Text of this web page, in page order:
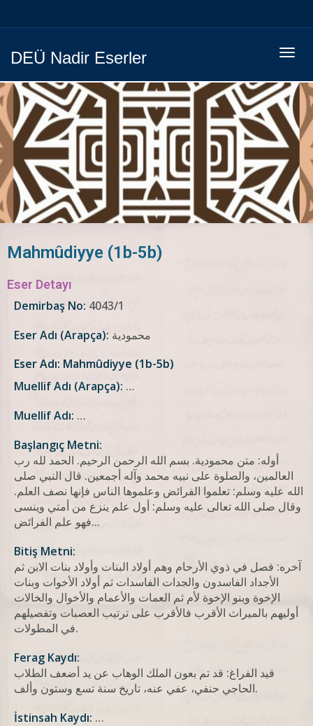
DEÜ Nadir Eserler
Mahmûdiyye (1b-5b)
Eser Detayı
Demirbaş No: 4043/1
Eser Adı (Arapça): محمودية
Eser Adı: Mahmûdiyye (1b-5b)
Muellif Adı (Arapça): …
Muellif Adı: …
Başlangıç Metni:
أوله: متن محمودیة. بسم الله الرحمن الرحيم. الحمد لله رب
العالمين، والصلوة على نبيه محمد وآله أجمعين. قال النبي صلى
الله عليه وسلم: تعلموا الفرائض وعلموها الناس فإنها نصف العلم.
وقال صلى الله تعالى عليه وسلم: أول علم ينزع من أمتي وينسى
فهو علم الفرائض...
Bitiş Metni:
آخره: فصل في ذوي الأرحام وهم أولاد البنات وأولاد بنات الابن ثم
الأجداد الفاسدون والجدات الفاسدات ثم أولاد الأخوات وبنات
الإخوة وبنو الإخوة لأم ثم العمات والأعمام والأخوال والخالات
أوليهم بالميراث الأقرب فالأقرب على ترتيب العصبات وتفصيلهم
في المطولات.
Ferag Kaydı:
قيد الفراغ: قد تم بعون الملك الوهاب عن يد أضعف الطلاب
الحاجي حنفي، عفي عنه، تاريخ سنة تسع وستون وألف.
İstinsah Kaydı: …